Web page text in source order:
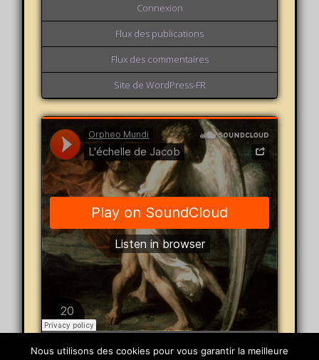
Connexion
Flux des publications
Flux des commentaires
Site de WordPress-FR
Nous utilisons des cookies pour vous garantir la meilleure